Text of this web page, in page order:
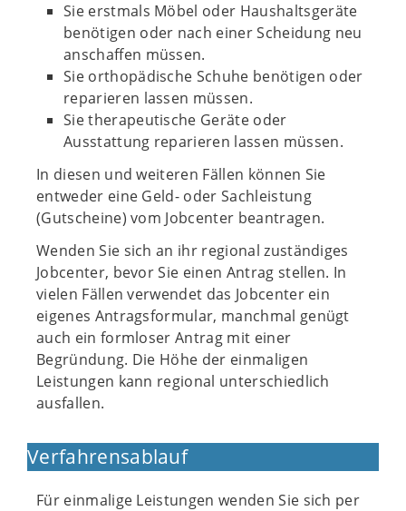
Sie erstmals Möbel oder Haushaltsgeräte
benötigen oder nach einer Scheidung neu
anschaffen müssen.
Sie orthopädische Schuhe benötigen oder
reparieren lassen müssen.
Sie therapeutische Geräte oder
Ausstattung reparieren lassen müssen.
In diesen und weiteren Fällen können Sie
entweder eine Geld- oder Sachleistung
(Gutscheine) vom Jobcenter beantragen.
Wenden Sie sich an ihr regional zuständiges
Jobcenter, bevor Sie einen Antrag stellen. In
vielen Fällen verwendet das Jobcenter ein
eigenes Antragsformular, manchmal genügt
auch ein formloser Antrag mit einer
Begründung. Die Höhe der einmaligen
Leistungen kann regional unterschiedlich
ausfallen.
Verfahrensablauf
Für einmalige Leistungen wenden Sie sich per